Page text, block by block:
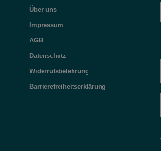
Über uns
Impressum
AGB
Datenschutz
Widerrufsbelehrung
Barrierefreiheitserklärung